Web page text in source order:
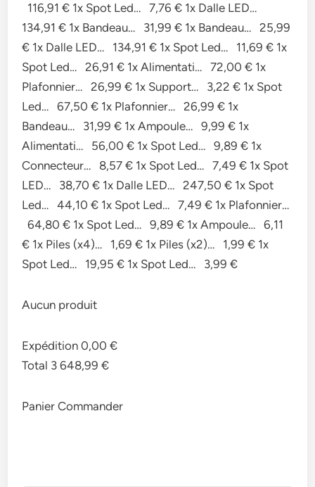
116,91 € 1x Spot Led… 7,76 € 1x Dalle LED…
134,91 € 1x Bandeau… 31,99 € 1x Bandeau… 25,99
€ 1x Dalle LED… 134,91 € 1x Spot Led… 11,69 € 1x
Spot Led… 26,91 € 1x Alimentati… 72,00 € 1x
Plafonnier… 26,99 € 1x Support… 3,22 € 1x Spot
Led… 67,50 € 1x Plafonnier… 26,99 € 1x
Bandeau… 31,99 € 1x Ampoule… 9,99 € 1x
Alimentati… 56,00 € 1x Spot Led… 9,89 € 1x
Connecteur… 8,57 € 1x Spot Led… 7,49 € 1x Spot
LED… 38,70 € 1x Dalle LED… 247,50 € 1x Spot
Led… 44,10 € 1x Spot Led… 7,49 € 1x Plafonnier…
64,80 € 1x Spot Led… 9,89 € 1x Ampoule… 6,11
€ 1x Piles (x4)… 1,69 € 1x Piles (x2)… 1,99 € 1x
Spot Led… 19,95 € 1x Spot Led… 3,99 €
Aucun produit
Expédition 0,00 €
Total 3 648,99 €
Panier Commander